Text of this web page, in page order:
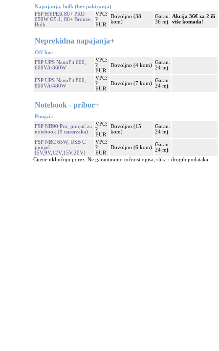
Napajanja, bulk (bez pakiranja)
FSP HYPER 80+ PRO
650W G5.1, 80+ Bronze,
Bulk
VPC:
?
EUR
Dovoljno (38
kom)
Garan.
36 mj.
Akcija 36€ za 2 ili
više komada!
Neprekidna napajanja+
Off line
FSP UPS NanoFit 600,
600VA/360W
VPC:
?
EUR
Dovoljno (4 kom)
Garan.
24 mj.
FSP UPS NanoFit 800,
800VA/480W
VPC:
?
EUR
Dovoljno (7 kom)
Garan.
24 mj.
Notebook - pribor+
Punjači
FSP NB90 Pro, punjač za
notebook (9 nastavaka)
VPC:
?
EUR
Dovoljno (15
kom)
Garan.
24 mj.
FSP NBC 65W, USB C
punjač
(5V,9V,12V,15V,20V)
VPC:
?
EUR
Dovoljno (6 kom)
Garan.
24 mj.
Cijene uključuju porez. Ne garantiramo točnost opisa, slika i drugih podataka.